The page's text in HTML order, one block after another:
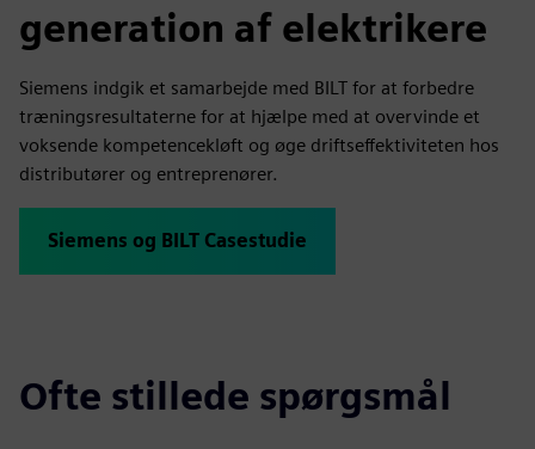
generation af elektrikere
Siemens indgik et samarbejde med BILT for at forbedre
træningsresultaterne for at hjælpe med at overvinde et
voksende kompetencekløft og øge driftseffektiviteten hos
distributører og entreprenører.
Siemens og BILT Casestudie
Ofte stillede spørgsmål